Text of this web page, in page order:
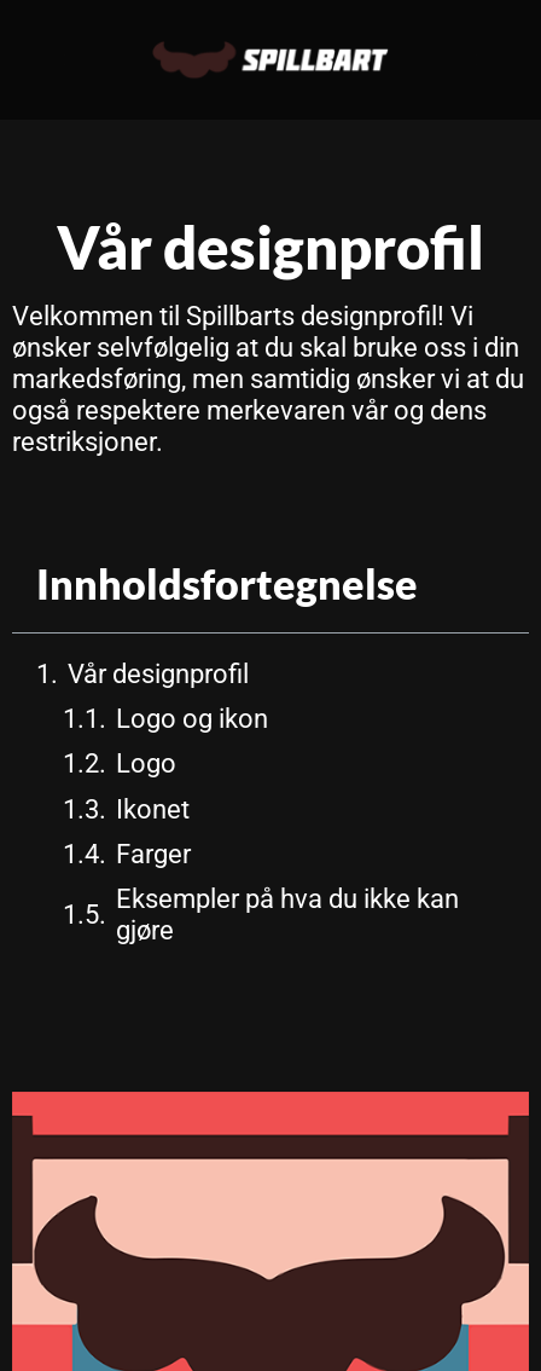
Vår designprofil
Velkommen til Spillbarts designprofil! Vi
ønsker selvfølgelig at du skal bruke oss i din
markedsføring, men samtidig ønsker vi at du
også respektere merkevaren vår og dens
restriksjoner.
Innholdsfortegnelse
Vår designprofil
Logo og ikon
Logo
Ikonet
Farger
Eksempler på hva du ikke kan
gjøre